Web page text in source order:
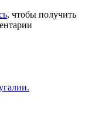
, чтобы получить